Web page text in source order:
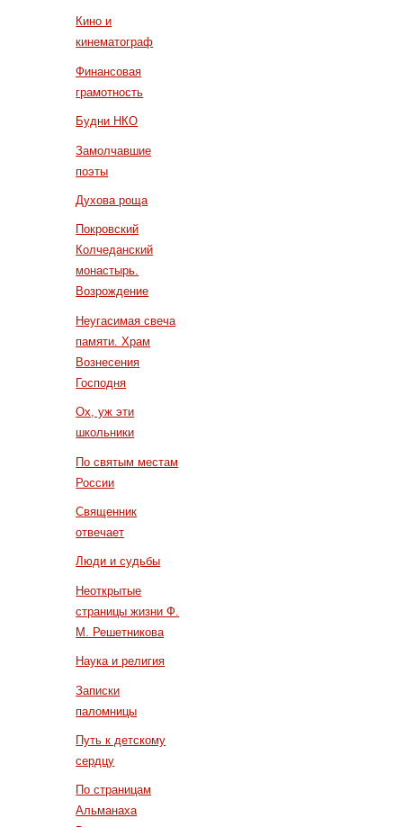
Кино и
кинематограф
Финансовая
грамотность
Будни НКО
Замолчавшие
поэты
Духова роща
Покровский
Колчеданский
монастырь.
Возрождение
Неугасимая свеча
памяти. Храм
Вознесения
Господня
Ох, уж эти
школьники
По святым местам
России
Священник
отвечает
Люди и судьбы
Неоткрытые
страницы жизни Ф.
М. Решетникова
Наука и религия
Записки
паломницы
Путь к детскому
сердцу
По страницам
Альманаха